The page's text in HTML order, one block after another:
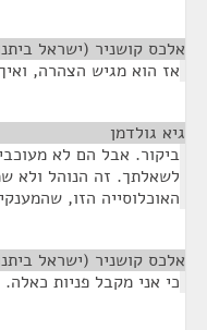
אלכס קושניר (ישראל
אז הוא מגיש הצהרה,
גיא גולדמן
ביקור. אבל הם לא
לשאלתך. זה הנוהל ולא
האוכלוסייה הזו,
אלכס קושניר (ישראל
כי אני מקבל פניות כאלה.